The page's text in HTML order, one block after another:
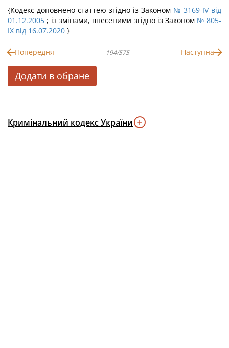
{Кодекс доповнено статтею згідно із Законом № 3169-IV від
01.12.2005 ; із змінами, внесеними згідно із Законом № 805-
IX від 16.07.2020 }
Попередня 194/575 Наступна
Додати в обране
Кримінальний кодекс України